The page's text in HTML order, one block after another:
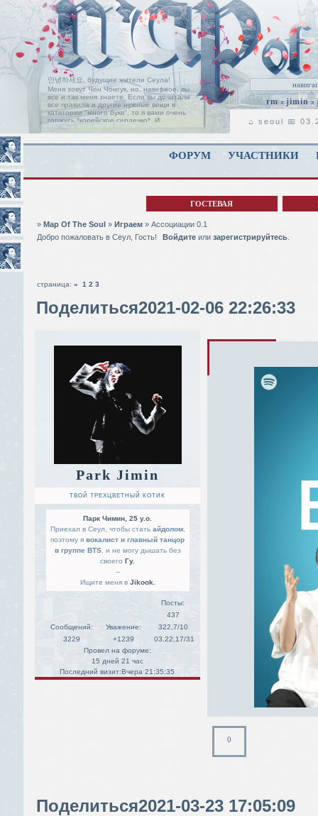
rm xjimin x
안녕하세요, будущие жители Сеула!
Меня зовут Чон Чонгук, но, наверное, вы
все и так меня знаете. Если вы дочитали
все правила и другие нужные вещи в
категории "много букв", то я вами очень
горжусь *корейское сердечко*. И
позвольте мне поприветствовать вас на
пороге нашей ролевой, с надеждой, что
вы найдете здесь свой дом, таким, каким
Читать
⌂ seoul 📅
ФОРУМ УЧАСТНИКИ
ГОСТЕВАЯ
Добро пожаловать в Сеул, Гость! Войдите или зарегистрируйтесь
» Map Of The Soul » Играем » Ассоциации 0.1
страница: « 1 2 3
Поделиться2021-02-06 22:26:33
Park Jimin
ТВОЙ ТРЕХЦВЕТНЫЙ КОТИК
Парк Чимин, 25 y.o.
Приехал в Сеул, чтобы стать айдолом,
поэтому я вокалист и главный танцор
в группе BTS, и не могу дышать без
своего Гу.
--
Ищите меня в Jikook.
Сообщений:
3229
Уважение:
+1239
Посты:
437
322,7/10
03.22,17/31
Провел на форуме:
15 дней 21 час
Последний визит:Вчера 21:35:35
0
Поделиться2021-03-23 17:05:09